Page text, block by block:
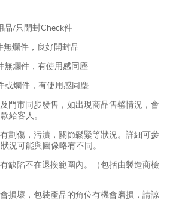
品/只開封Check件
無爛件，良好開封品
無爛件，有使用感同塵
或爛件，有使用感同塵
門市同步發售，如出現商品售罄情況，會
給客人。
劃傷，污漬，關節鬆緊等狀況。詳細可參
況可能與圖像略有不同。
缺陷不在退換範圍內。（包括由製造商檢
損壞，包裝產品的角位有機會磨損，請諒